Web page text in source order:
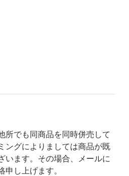
所でも同商品を同時併売して
ングによりましては商品が既
います。その場合、メールに
申し上げます。